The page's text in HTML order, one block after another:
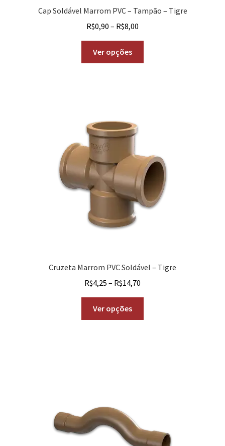
Cap Soldável Marrom PVC – Tampão – Tigre
R$0,90 – R$8,00
Ver opções
Cruzeta Marrom PVC Soldável – Tigre
R$4,25 – R$14,70
Ver opções